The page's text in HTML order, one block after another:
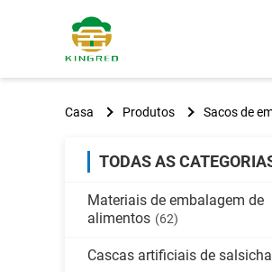
Casa Produtos Sacos de
TODAS AS
Materiais de embalagem de
alimentos (62)
Cascas artificiais de